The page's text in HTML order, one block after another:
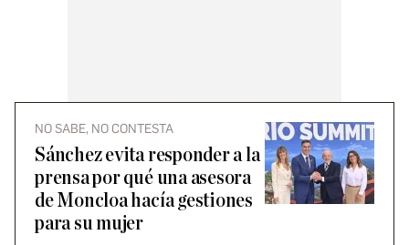
NO SABE, NO CONTESTA
Sánchez evita responder a la
prensa por qué una asesora
de Moncloa hacía gestiones
para su mujer